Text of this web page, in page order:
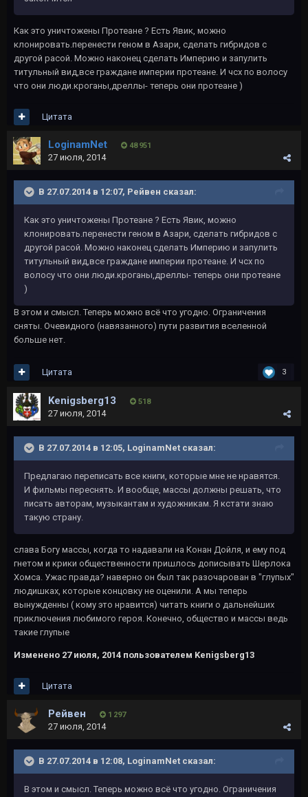
Как это уничтожены Протеане ? Есть Явик, можно
клонировать.перенести геном в Азари, сделать гибридов с
другой расой. Можно наконец сделать Империю и запулить
титульный вид,все граждане империи протеане. И чсх по волосу
что они люди.кроганы,дреллы- теперь они протеане )
Цитата
LoginamNet 48 951
27 июля, 2014
В 27.07.2014 в 12:07, Рейвeн сказал:
Как это уничтожены Протеане ? Есть Явик, можно
клонировать.перенести геном в Азари, сделать гибридов с
другой расой. Можно наконец сделать Империю и запулить
титульный вид,все граждане империи протеане. И чсх по
волосу что они люди.кроганы,дреллы- теперь они протеане
)
В этом и смысл. Теперь можно всё что угодно. Ограничения
сняты. Очевидного (навязанного) пути развития вселенной
больше нет.
3
Цитата
Kenigsberg13 518
27 июля, 2014
В 27.07.2014 в 12:05, LoginamNet сказал:
Предлагаю переписать все книги, которые мне не нравятся.
И фильмы переснять. И вообще, массы должны решать, что
писать авторам, музыкантам и художникам. Я кстати знаю
такую страну.
слава Богу массы, когда то надавали на Конан Дойля, и ему под
гнетом и крики общественности пришлось дописывать Шерлока
Хомса. Ужас правда? наверно он был так разочарован в "глупых"
людишках, которые концовку не оценили. А мы теперь
вынужденны ( кому это нравится) читать книги о дальнейших
приключения любимого героя. Конечно, общество и массы ведь
такие глупые
Изменено 27 июля, 2014 пользователем Kenigsberg13
Цитата
Рейвeн 1 297
27 июля, 2014
В 27.07.2014 в 12:08, LoginamNet сказал:
В этом и смысл. Теперь можно всё что угодно. Ограничения